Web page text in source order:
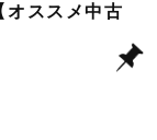
オススメ中古